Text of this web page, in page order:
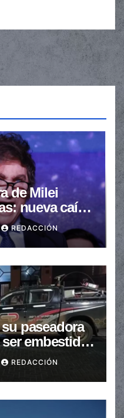
de Milei
nueva caída
no
REDACCIÓN
paseadora
embestidas
REDACCIÓN